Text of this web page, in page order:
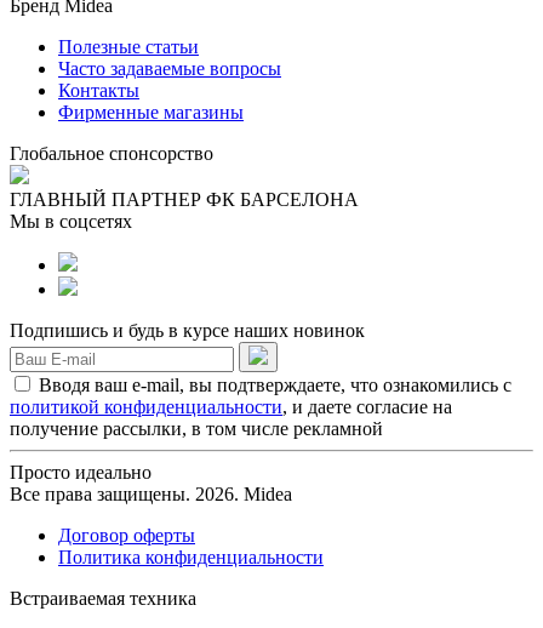
Бренд Midea
Полезные статьи
Часто задаваемые вопросы
Контакты
Фирменные магазины
Глобальное спонсорство
ГЛАВНЫЙ ПАРТНЕР ФК БАРСЕЛОНА
Мы в соцсетях
Подпишись и будь в курсе наших новинок
Вводя ваш e-mail, вы подтверждаете, что ознакомились с
политикой конфиденциальности, и даете согласие на
получение рассылки, в том числе рекламной
Просто идеально
Все права защищены. 2026. Midea
Договор оферты
Политика конфиденциальности
Встраиваемая техника